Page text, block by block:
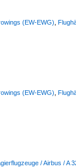
(EW-EWG)
(EW-EWG)
/ Airbus / A